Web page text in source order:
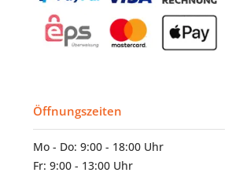
Öffnungszeiten
Mo - Do: 9:00 - 18:00 Uhr
Fr: 9:00 - 13:00 Uhr